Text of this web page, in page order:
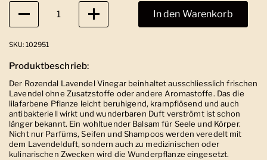
Anzahl
In den Warenkorb
SKU: 102951
Produktbeschrieb:
Der Rozendal Lavendel Vinegar beinhaltet ausschliesslich frischen
Lavendel ohne Zusatzstoffe oder andere Aromastoffe. Das die
lilafarbene Pflanze leicht beruhigend, krampflösend und auch
antibakteriell wirkt und wunderbaren Duft verströmt ist schon
länger bekannt. Ein wohltuender Balsam für Seele und Körper.
Nicht nur Parfüms, Seifen und Shampoos werden veredelt mit
dem Lavendelduft, sondern auch zu medizinischen oder
kulinarischen Zwecken wird die Wunderpflanze eingesetzt.